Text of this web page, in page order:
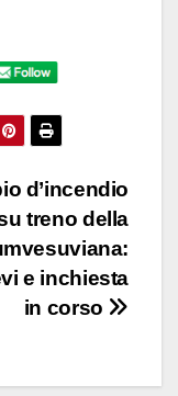
d’incendio
treno della
e inchiesta
in corso